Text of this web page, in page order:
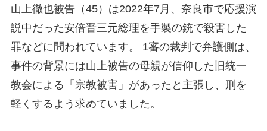
山上徹也被告（45）は2022年7月、奈良市で応援演
説中だった安倍晋三元総理を手製の銃で殺害した
罪などに問われています。 1審の裁判で弁護側は、
事件の背景には山上被告の母親が信仰した旧統一
教会による「宗教被害」があったと主張し、刑を
軽くするよう求めていました。